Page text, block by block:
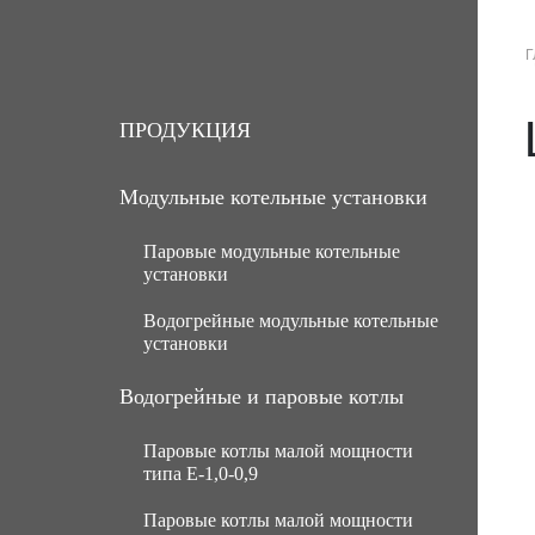
ПРОДУКЦИЯ
Модульные котельные установки
Паровые модульные котельные
установки
МКУ паровые угольные с ручной
подачей топлива
МКУ паровые угольные с
механической подачей топлива
Паровые газомазутные модульные
котельные установки
МКУ паровые мазутные (нефть)
Водогрейные модульные котельные
установки
МКУ водогрейные угольные с
ручной подачей топлива
МКУ водогрейные угольные с
механической подачей топлива
Водогрейные и паровые котлы
Паровые котлы малой мощности
типа Е-1,0-0,9
Паровые котлы малой мощности